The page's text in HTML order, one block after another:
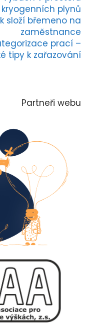
plynů
složí břemeno na
zaměstnance
prací –
tipy k zařazování
Partneři webu